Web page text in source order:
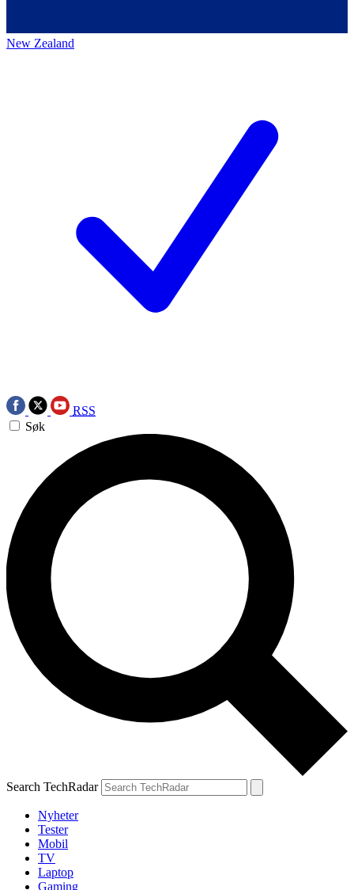
New Zealand
RSS
Søk
Search TechRadar
Nyheter
Tester
Mobil
TV
Laptop
Gaming